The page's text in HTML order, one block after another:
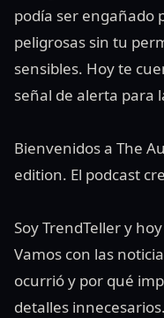
podía ser engañado
peligrosas sin tu
sensibles. Hoy te
señal de alerta para
Bienvenidos a The
edition. El podcast
Soy TrendTeller y
Vamos con las
ocurrió y por qué
detalles innecesarios.